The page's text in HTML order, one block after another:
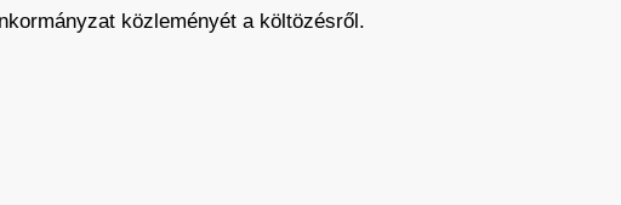
közleményét a költözésről.